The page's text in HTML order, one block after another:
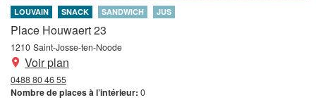
LOUVAIN SNACK SANDWICH JUS
Place Houwaert 23
1210 Saint-Josse-ten-Noode
Voir plan
0488 80 46 55
Nombre de places à l’intérieur: 0